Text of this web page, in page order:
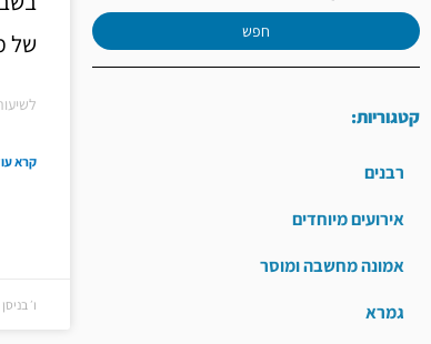
חפש
קטגוריות:
רבנים
אירועים מיוחדים
אמונה מחשבה ומוסר
גמרא
של
קרא
ו׳